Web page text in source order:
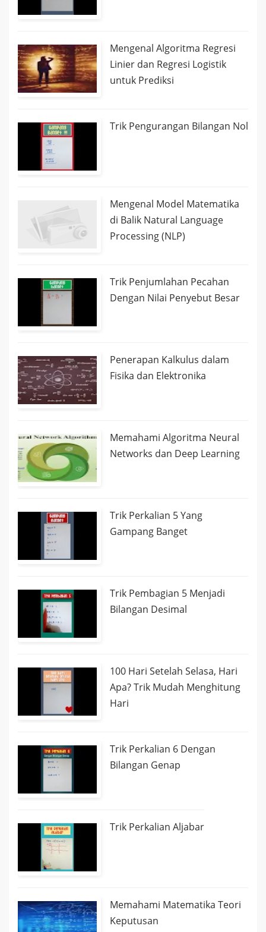
Mengenal Algoritma Regresi
Linier dan Regresi Logistik
untuk Prediksi
Trik Pengurangan Bilangan Nol
Mengenal Model Matematika
di Balik Natural Language
Processing (NLP)
Trik Penjumlahan Pecahan
Dengan Nilai Penyebut Besar
Penerapan Kalkulus dalam
Fisika dan Elektronika
Memahami Algoritma Neural
Networks dan Deep Learning
Trik Perkalian 5 Yang
Gampang Banget
Trik Pembagian 5 Menjadi
Bilangan Desimal
100 Hari Setelah Selasa, Hari
Apa? Trik Mudah Menghitung
Hari
Trik Perkalian 6 Dengan
Bilangan Genap
Trik Perkalian Aljabar
Memahami Matematika Teori
Keputusan